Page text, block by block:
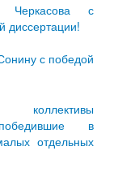
Черкасова с
диссертации!
с победой
в
отдельных